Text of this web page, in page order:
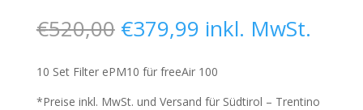
€520,00 Ursprünglicher
Preis
war:
€520,00
€379,99Aktueller
Preis
ist:
€379,99.
inkl. MwSt.
10 Set Filter ePM10 für freeAir 100
*Preise inkl. MwSt. und Versand für Südtirol – Trentino